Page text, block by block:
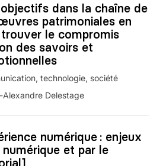
dans la chaîne de
patrimoniales en
le compromis
des savoirs et
technologie, société
Alexandre Delestage
numérique : enjeux
et par le